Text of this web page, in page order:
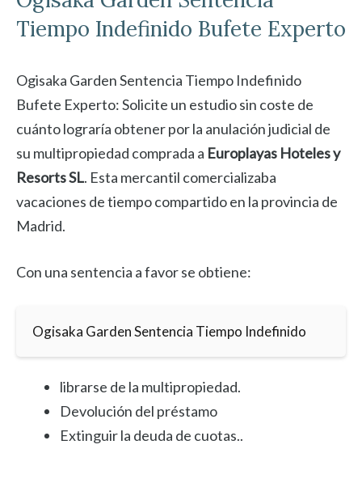
Tiempo Indefinido Bufete Experto
Ogisaka Garden Sentencia Tiempo Indefinido
Bufete Experto: Solicite un estudio sin coste de
cuánto lograría obtener por la anulación judicial de
su multipropiedad comprada a Europlayas Hoteles y
Resorts SL. Esta mercantil comercializaba
vacaciones de tiempo compartido en la provincia de
Madrid.
Con una sentencia a favor se obtiene:
Ogisaka Garden Sentencia Tiempo Indefinido
librarse de la multipropiedad.
Devolución del préstamo
Extinguir la deuda de cuotas..